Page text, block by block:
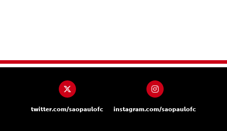
twitter.com/saopaulofc instagram.com/saopaulofc